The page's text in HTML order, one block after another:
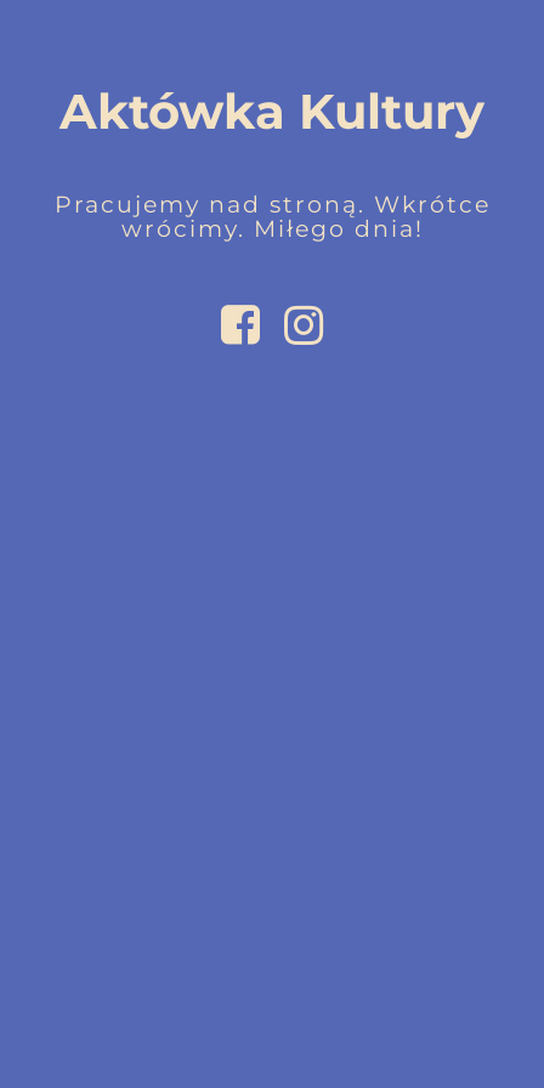
Aktówka Kultury
Pracujemy nad stroną. Wkrótce
wrócimy. Miłego dnia!